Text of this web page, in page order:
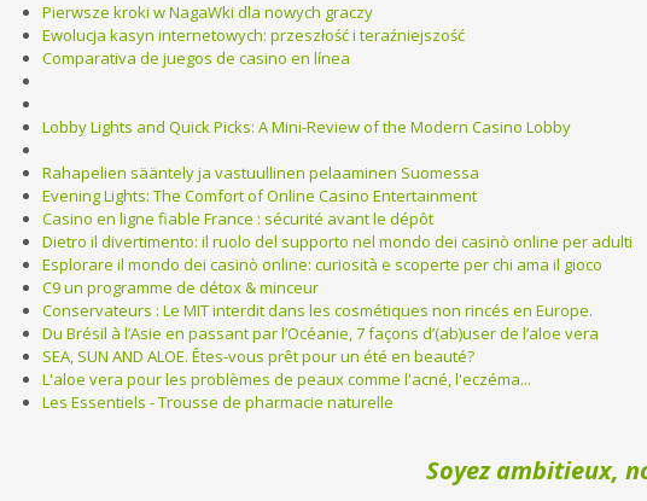
Pierwsze kroki w NagaWki dla nowych graczy
Ewolucja kasyn internetowych: przeszłość i teraźniejszość
Comparativa de juegos de casino en línea
Lobby Lights and Quick Picks: A Mini-Review of the Modern Casino Lobby
Rahapelien sääntely ja vastuullinen pelaaminen Suomessa
Evening Lights: The Comfort of Online Casino Entertainment
Casino en ligne fiable France : sécurité avant le dépôt
Dietro il divertimento: il ruolo del supporto nel mondo dei casinò online per adulti
Esplorare il mondo dei casinò online: curiosità e scoperte per chi ama il gioco
C9 un programme de détox & minceur
Conservateurs : Le MIT interdit dans les cosmétiques non rincés en Europe.
Du Brésil à l’Asie en passant par l’Océanie, 7 façons d’(ab)user de l’aloe vera
SEA, SUN AND ALOE. Êtes-vous prêt pour un été en beauté?
L'aloe vera pour les problèmes de peaux comme l'acné, l'eczéma...
Les Essentiels - Trousse de pharmacie naturelle
Soyez ambitieux,